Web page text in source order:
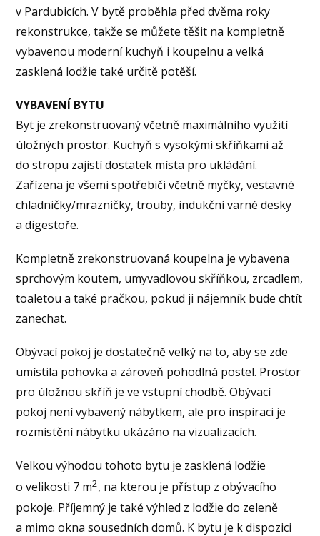
v Pardubicích. V bytě proběhla před dvěma roky
rekonstrukce, takže se můžete těšit na kompletně
vybavenou moderní kuchyň i koupelnu a velká
zasklená lodžie také určitě potěší.
VYBAVENÍ BYTU
Byt je zrekonstruovaný včetně maximálního využití
úložných prostor. Kuchyň s vysokými skříňkami až
do stropu zajistí dostatek místa pro ukládání.
Zařízena je všemi spotřebiči včetně myčky, vestavné
chladničky/mrazničky, trouby, indukční varné desky
a digestoře.
Kompletně zrekonstruovaná koupelna je vybavena
sprchovým koutem, umyvadlovou skříňkou, zrcadlem,
toaletou a také pračkou, pokud ji nájemník bude chtít
zanechat.
Obývací pokoj je dostatečně velký na to, aby se zde
umístila pohovka a zároveň pohodlná postel. Prostor
pro úložnou skříň je ve vstupní chodbě. Obývací
pokoj není vybavený nábytkem, ale pro inspiraci je
rozmístění nábytku ukázáno na vizualizacích.
Velkou výhodou tohoto bytu je zasklená lodžie
o velikosti 7 m2, na kterou je přístup z obývacího
pokoje. Příjemný je také výhled z lodžie do zeleně
a mimo okna sousedních domů. K bytu je k dispozici